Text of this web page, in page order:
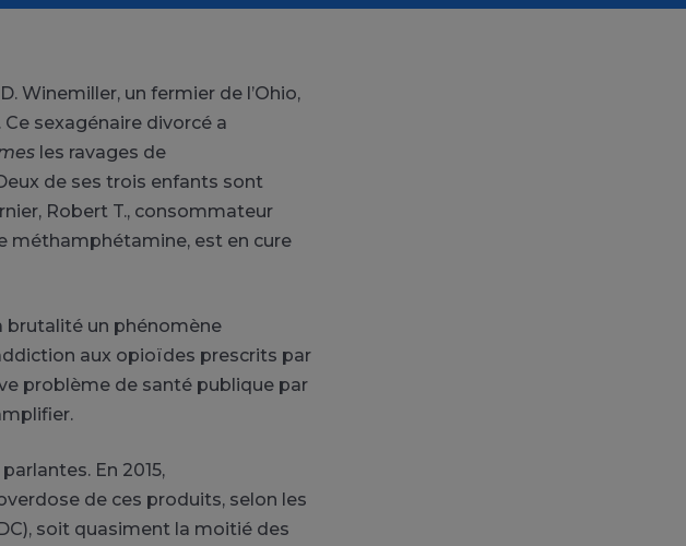
Winemiller, un fermier de l’Ohio,
sexagénaire divorcé a
les ravages de
de ses trois enfants sont
Robert T., ­consommateur
méthamphétamine, est en cure
brutalité un phénomène
aux opioïdes prescrits par
problème de santé publique par
En 2015,
de ces produits, selon les
soit quasiment la moitié des